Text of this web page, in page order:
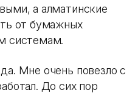
а алматинские
от бумажных
системам.
Мне очень повезло с
До сих пор